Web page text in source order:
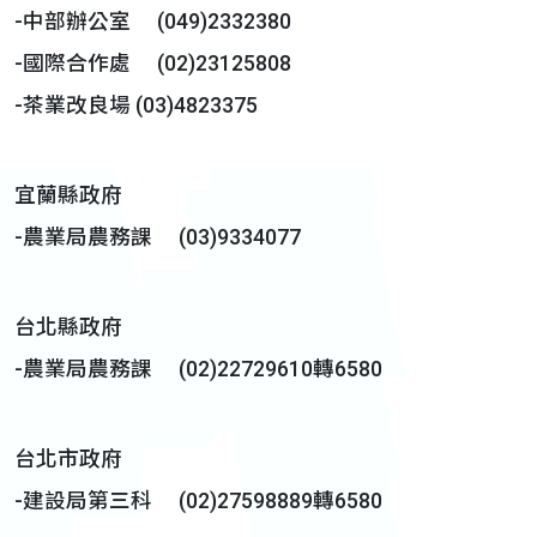
-中部辦公室 (049)2332380
-國際合作處 (02)23125808
-茶業改良場 (03)4823375
宜蘭縣政府
-農業局農務課 (03)9334077
台北縣政府
-農業局農務課 (02)22729610轉6580
台北市政府
-建設局第三科 (02)27598889轉6580